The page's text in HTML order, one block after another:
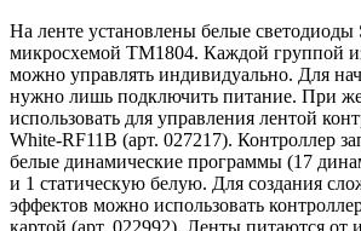
На ленте установлены белые светодиоды
микросхемой TM1804. Каждой группой
можно управлять индивидуально. Для
нужно лишь подключить питание. При
использовать для управления лентой
White-RF11B (арт. 027217). Контроллер
белые динамические программы (17
и 1 статическую белую. Для создания
эффектов можно использовать